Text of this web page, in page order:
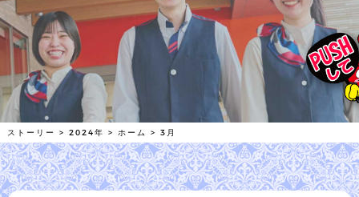
会社情報
代表挨拶 基本情報
理念実現に向けて
安田屋の歴史
店舗情報
東京 埼玉 千葉 神奈川
活動情報
STORY
2024年
ストーリー > 2024年 > ホーム > 3月